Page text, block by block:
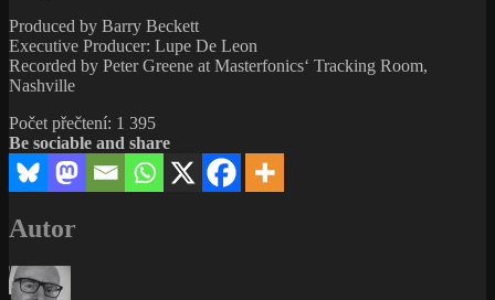
Produced by Barry Beckett
Executive Producer: Lupe De Leon
Recorded by Peter Greene at Masterfonics‘ Tracking Room,
Nashville
Počet přečtení: 1 395
Be sociable and share
Autor